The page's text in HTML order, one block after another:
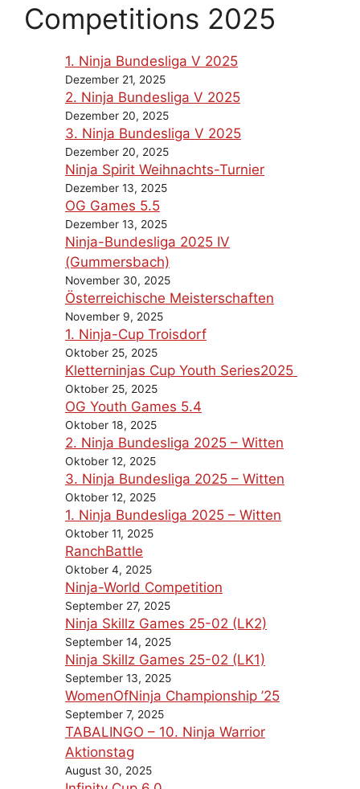
Competitions 2025
1. Ninja Bundesliga V 2025
Dezember 21, 2025
2. Ninja Bundesliga V 2025
Dezember 20, 2025
3. Ninja Bundesliga V 2025
Dezember 20, 2025
Ninja Spirit Weihnachts-Turnier
Dezember 13, 2025
OG Games 5.5
Dezember 13, 2025
Ninja-Bundesliga 2025 IV
(Gummersbach)
November 30, 2025
Österreichische Meisterschaften
November 9, 2025
1. Ninja-Cup Troisdorf
Oktober 25, 2025
Kletterninjas Cup Youth Series2025
Oktober 25, 2025
OG Youth Games 5.4
Oktober 18, 2025
2. Ninja Bundesliga 2025 – Witten
Oktober 12, 2025
3. Ninja Bundesliga 2025 – Witten
Oktober 12, 2025
1. Ninja Bundesliga 2025 – Witten
Oktober 11, 2025
RanchBattle
Oktober 4, 2025
Ninja-World Competition
September 27, 2025
Ninja Skillz Games 25-02 (LK2)
September 14, 2025
Ninja Skillz Games 25-02 (LK1)
September 13, 2025
WomenOfNinja Championship ’25
September 7, 2025
TABALINGO – 10. Ninja Warrior
Aktionstag
August 30, 2025